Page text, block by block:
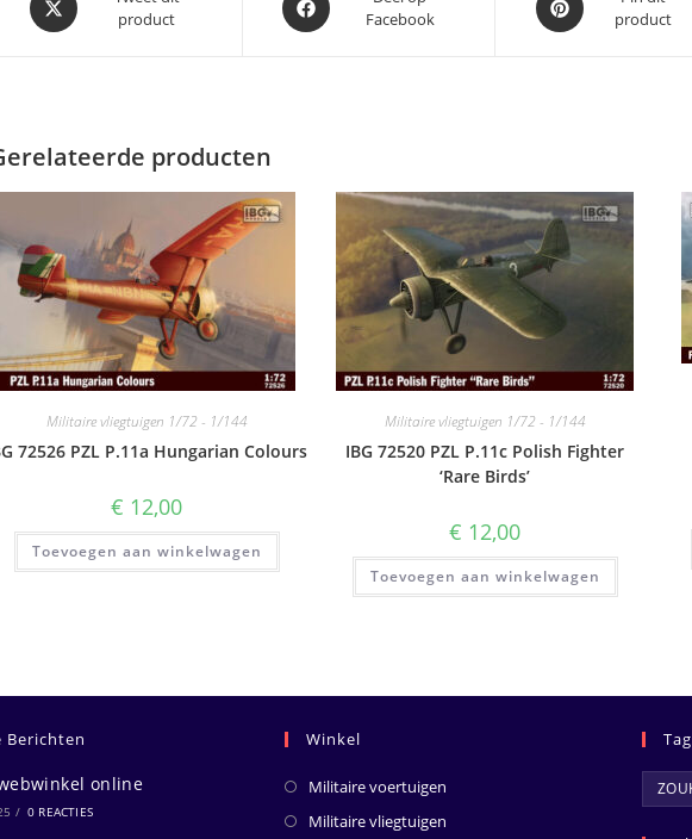
in
product
in
Facebook
in
product
producten
Militaire vliegtuigen 1/72 - 1/144
72526 PZL P.11a Hungarian Colours
€ 12,00
Toevoegen aan winkelwagen
Militaire vliegtuigen 1/72 - 1/144
IBG 72520 PZL P.11c Polish Fighter
‘Rare Birds’
€ 12,00
Toevoegen aan winkelwagen
Berichten
online
/ 0 REACTIES
Winkel
Militaire voertuigen
Militaire vliegtuigen